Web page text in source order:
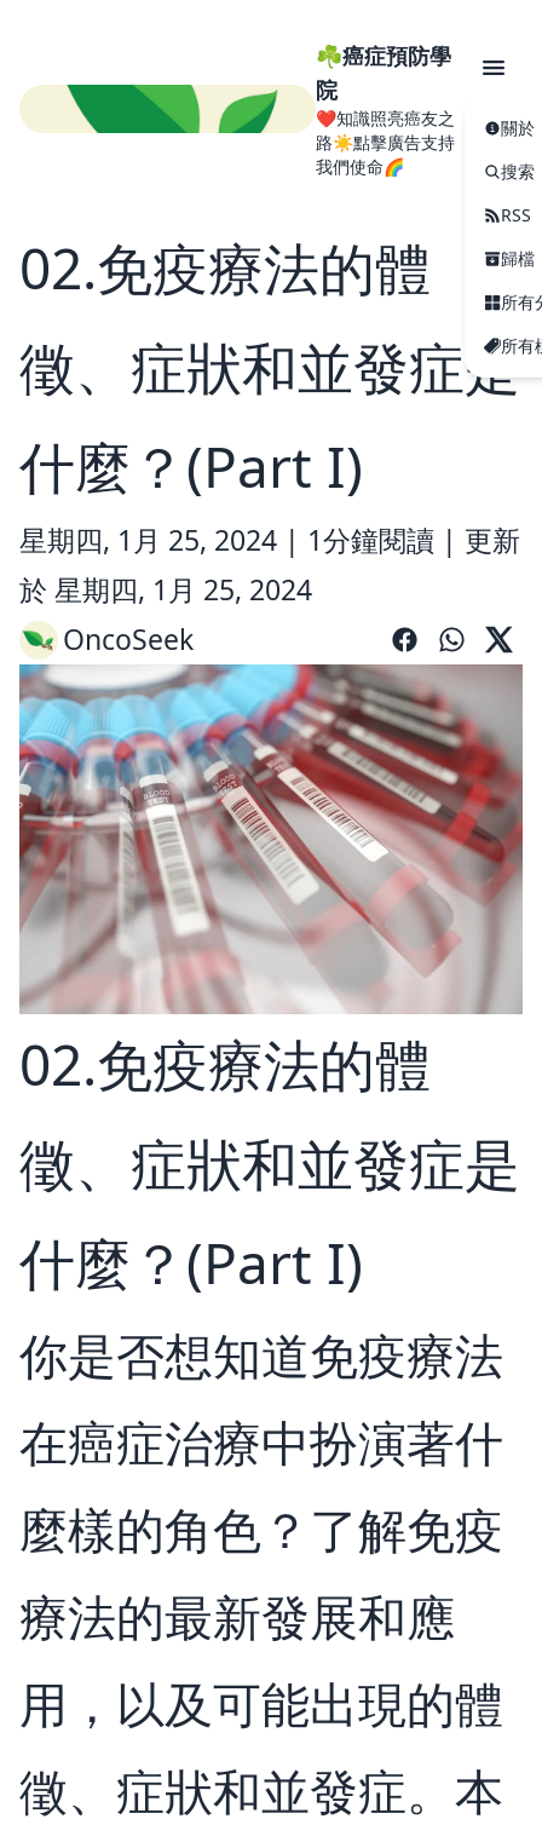
☘️癌症預防學
院
❤️知識照亮癌友之
路☀️點擊廣告支持
我們使命🌈
關於
搜索
RSS
歸檔
所有
所有
02.免疫療法的體
徵、症狀和並發症是
什麼？(Part I)
星期四, 1月 25, 2024 | 1分鐘閱讀 | 更新
於 星期四, 1月 25, 2024
OncoSeek
02.免疫療法的體
徵、症狀和並發症是
什麼？(Part I)
你是否想知道免疫療法
在癌症治療中扮演著什
麼樣的角色？了解免疫
療法的最新發展和應
用，以及可能出現的體
徵、症狀和並發症。本